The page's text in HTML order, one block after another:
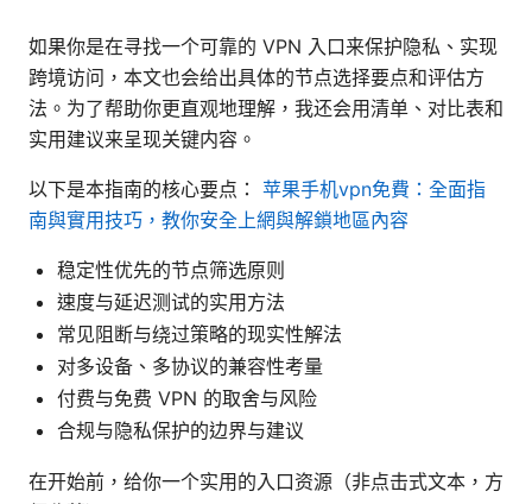
如果你是在寻找一个可靠的 VPN 入口来保护隐私、实现
跨境访问，本文也会给出具体的节点选择要点和评估方
法。为了帮助你更直观地理解，我还会用清单、对比表和
实用建议来呈现关键内容。
以下是本指南的核心要点： 苹果手机vpn免費：全面指
南與實用技巧，教你安全上網與解鎖地區內容
稳定性优先的节点筛选原则
速度与延迟测试的实用方法
常见阻断与绕过策略的现实性解法
对多设备、多协议的兼容性考量
付费与免费 VPN 的取舍与风险
合规与隐私保护的边界与建议
在开始前，给你一个实用的入口资源（非点击式文本，方